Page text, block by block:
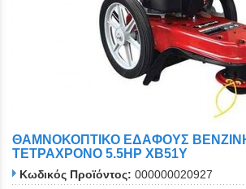
ΘΑΜΝΟΚΟΠΤΙΚΟ ΕΔΑΦΟΥΣ
ΤΕΤΡΑΧΡΟΝΟ 5.5HP XB51Y
Κωδικός Προϊόντος: 000000020927